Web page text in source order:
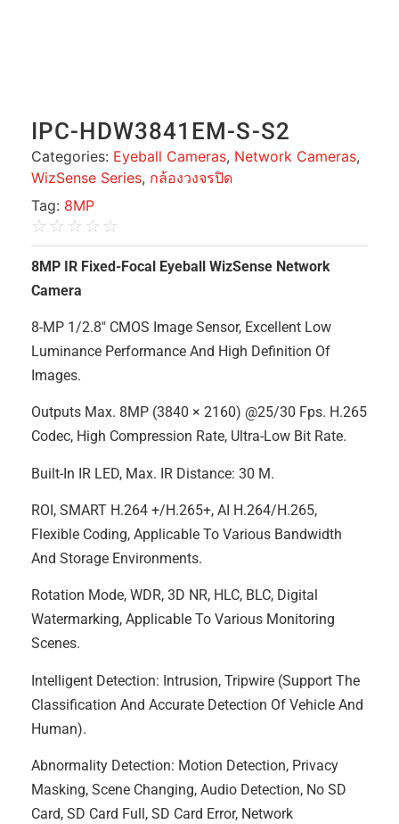
IPC-HDW3841EM-S-S2
Categories: Eyeball Cameras, Network Cameras,
WizSense Series, กล้องวงจรปิด
Tag: 8MP
☆ ☆ ☆ ☆ ☆
8MP IR Fixed-Focal Eyeball WizSense Network
Camera
8-MP 1/2.8″ CMOS Image Sensor, Excellent Low
Luminance Performance And High Definition Of
Images.
Outputs Max. 8MP (3840 × 2160) @25/30 Fps. H.265
Codec, High Compression Rate, Ultra-Low Bit Rate.
Built-In IR LED, Max. IR Distance: 30 M.
ROI, SMART H.264 +/H.265+, AI H.264/H.265,
Flexible Coding, Applicable To Various Bandwidth
And Storage Environments.
Rotation Mode, WDR, 3D NR, HLC, BLC, Digital
Watermarking, Applicable To Various Monitoring
Scenes.
Intelligent Detection: Intrusion, Tripwire (support The
Classification And Accurate Detection Of Vehicle And
Human).
Abnormality Detection: Motion Detection, Privacy
Masking, Scene Changing, Audio Detection, No SD
Card, SD Card Full, SD Card Error, Network